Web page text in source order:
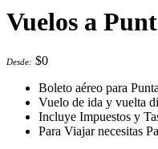
Vuelos a
Desde: $0
Boleto aéreo para
Vuelo de ida y vuelta
Incluye Impuestos y
Para Viajar necesitas